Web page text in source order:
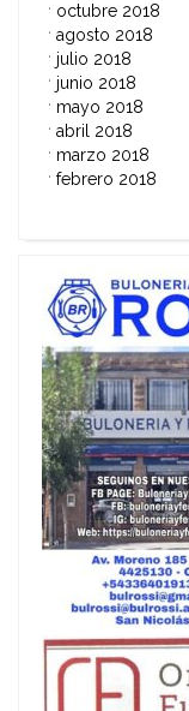
octubre 2018
agosto 2018
julio 2018
junio 2018
mayo 2018
abril 2018
marzo 2018
febrero 2018